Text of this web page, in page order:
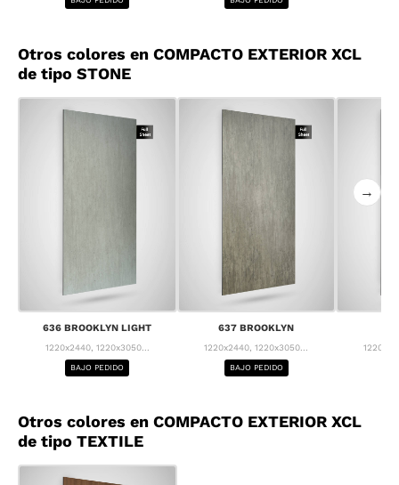
Otros colores en COMPACTO EXTERIOR XCL
de tipo STONE
636 BROOKLYN LIGHT
1220x2440, 1220x3050...
BAJO PEDIDO
637 BROOKLYN
1220x2440, 1220x3050...
BAJO PEDIDO
→
Otros colores en COMPACTO EXTERIOR XCL
de tipo TEXTILE